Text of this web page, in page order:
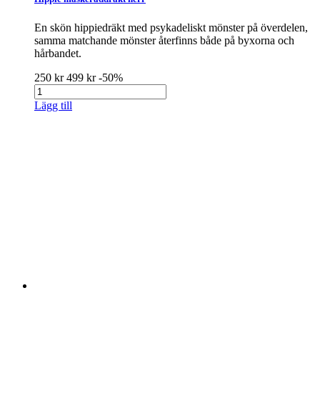
En skön hippiedräkt med psykadeliskt mönster på överdelen,
samma matchande mönster återfinns både på byxorna och
hårbandet.
250 kr499 kr-50%
Lägg till